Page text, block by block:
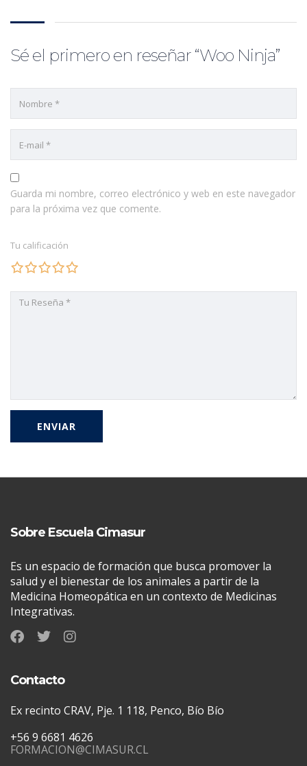
Sé el primero en reseñar “Woo Ninja”
Guarda mi nombre, correo electrónico y web en este navegador
para la próxima vez que comente.
Tu calificación
Sobre Escuela Cimasur
Es un espacio de formación que busca promover la
salud y el bienestar de los animales a partir de la
Medicina Homeopática en un contexto de Medicinas
Integrativas.
Contacto
Ex recinto CRAV, Pje. 1 118, Penco, Bío Bío
+56 9 6681 4626
FORMACION@CIMASUR.CL